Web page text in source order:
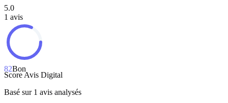
5.0
1 avis
82Bon
Score Avis Digital
Basé sur 1 avis analysés